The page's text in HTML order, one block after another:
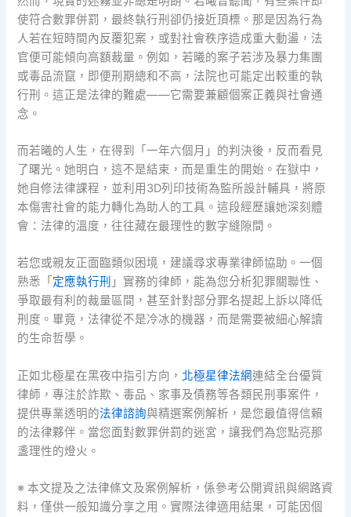
使符合數罪併罰，最終執行刑卻仍接近頂標。那是因為行為
人若在短時間內反覆犯案，或對社會秩序造成重大動盪，法
官便可能傾向高額裁量。例如，若曦的案子若涉及暴力集團
或毒品流竄，即便刑期總和不高，法院也可能定出較重的執
行刑。這正是法律的難處——它需要兼顧個案正義與社會通
念。
而若曦的人生，在得到「一年六個月」的判決後，反而看見
了曙光。她明白，這不是結束，而是重生的開始。在獄中，
她自修法律課程，並利用3D列印技術為監所設計輔具，將原
本傷害社會的能力轉化為助人的工具。這段經歷讓她深刻體
會：法律的溫度，往往藏在最理性的數字縫隙間。
若您或親友正面臨類似困境，建議尋求專業律師協助。一個
熟悉「 定應執行刑 」實務的律師，能為您分析犯罪關聯性、
爭取最有利的裁量區間，甚至針對部分罪名提起上訴以降低
刑度。畢竟，法律從不是冷冰的機器，而是需要被細心解讀
的生命哲學。
正如北極星在黑夜中指引方向， 北極星律法網連結全台優質
律師，專注於詐欺、毒品、家事及債務等各類民刑事案件，
提供專業透明的法律諮詢與精選案例解析，是您最值得信賴
的法律夥伴。當您面對數罪併罰的迷宮，讓我們為您點亮那
盞理性的燈火。
※ 本文提及之法律條文及案例解析，係參考公開資訊與網路資
料，僅供一般知識分享之用。實際法律適用結果，可能因個